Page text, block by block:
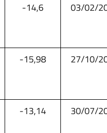
-14,6 03/02/
-15,98 27/10/
-13,14 30/07/